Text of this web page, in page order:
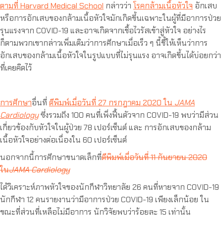
ตามที่ Harvard Medical School กล่าวว่าโรคกล้ามเนื้อหัวใจ อักเสบ
หรือการอักเสบของกล้ามเนื้อหัวใจมักเกิดขึ้นเฉพาะในผู้ที่มีอาการป่วย
รุนแรงจาก COVID-19 และอาจเกิดจากเชื้อไวรัสเข้าสู่หัวใจ อย่างไร
ก็ตามพวกเขากล่าวเพิ่มเติมว่าการศึกษาเมื่อเร็ว ๆ นี้ชี้ให้เห็นว่าการ
อักเสบของกล้ามเนื้อหัวใจในรูปแบบที่ไม่รุนแรง อาจเกิดขึ้นได้บ่อยกว่า
ที่เคยคิดไว้
การศึกษาอื่นที่ ตีพิมพ์เมื่อวันที่ 27 กรกฎาคม 2020 ใน JAMA
Cardiologyซึ่งรวมถึง 100 คนที่เพิ่งฟื้นตัวจาก COVID-19 พบว่ามีส่วน
เกี่ยวข้องกับหัวใจในผู้ป่วย 78 เปอร์เซ็นต์ และ การอักเสบของกล้าม
เนื้อหัวใจอย่างต่อเนื่องใน 60 เปอร์เซ็นต์
นอกจากนี้การศึกษาขนาดเล็กที่ตีพิมพ์เมื่อวันที่ 11 กันยายน 2020
ในJAMA Cardiology
ได้วิเคราะห์ภาพหัวใจของนักกีฬาวิทยาลัย 26 คนที่หายจาก COVID-19
นักกีฬา 12 คนรายงานว่ามีอาการป่วย COVID-19 เพียงเล็กน้อย ใน
ขณะที่ส่วนที่เหลือไม่มีอาการ นักวิจัยพบว่าร้อยละ 15 เท่านั้น